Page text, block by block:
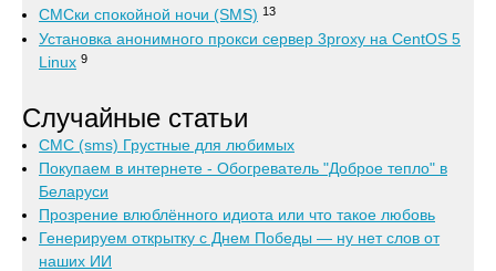
СМСки спокойной ночи (SMS) 13
Установка анонимного прокси сервер 3proxy на CentOS 5
Linux 9
Случайные статьи
СМС (sms) Грустные для любимых
Покупаем в интернете - Обогреватель "Доброе тепло" в
Беларуси
Прозрение влюблённого идиота или что такое любовь
Генерируем открытку с Днем Победы — ну нет слов от
наших ИИ